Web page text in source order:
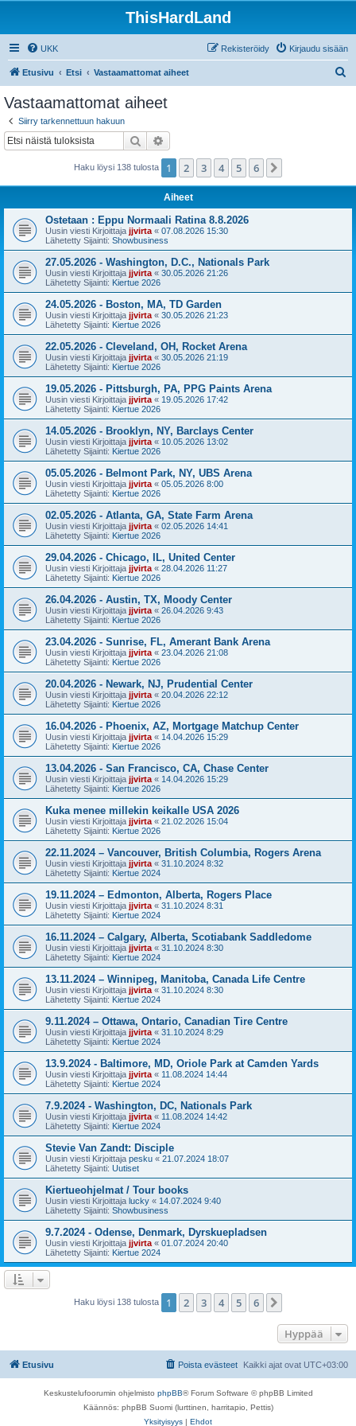
ThisHardLand
UKK Kirjaudu sisään
Rekisteröidy
Etusivu Etsi Vastaamattomat aiheet
Vastaamattomat aiheet
Siirry tarkennettuun hakuun
Etsi
Haku löysi 138 tulosta 1 2 3 4 5 6
Aiheet
Ostetaan : Eppu Normaali Ratina 8.8.2026
Uusin viesti Kirjoittaja jjvirta « 07.08.2026 15:30
Lähetetty Sijainti: Showbusiness
27.05.2026 - Washington, D.C., Nationals Park
Uusin viesti Kirjoittaja jjvirta « 30.05.2026 21:26
Lähetetty Sijainti: Kiertue 2026
24.05.2026 - Boston, MA, TD Garden
Uusin viesti Kirjoittaja jjvirta « 30.05.2026 21:23
Lähetetty Sijainti: Kiertue 2026
22.05.2026 - Cleveland, OH, Rocket Arena
Uusin viesti Kirjoittaja jjvirta « 30.05.2026 21:19
Lähetetty Sijainti: Kiertue 2026
19.05.2026 - Pittsburgh, PA, PPG Paints Arena
Uusin viesti Kirjoittaja jjvirta « 19.05.2026 17:42
Lähetetty Sijainti: Kiertue 2026
14.05.2026 - Brooklyn, NY, Barclays Center
Uusin viesti Kirjoittaja jjvirta « 10.05.2026 13:02
Lähetetty Sijainti: Kiertue 2026
05.05.2026 - Belmont Park, NY, UBS Arena
Uusin viesti Kirjoittaja jjvirta « 05.05.2026 8:00
Lähetetty Sijainti: Kiertue 2026
02.05.2026 - Atlanta, GA, State Farm Arena
Uusin viesti Kirjoittaja jjvirta « 02.05.2026 14:41
Lähetetty Sijainti: Kiertue 2026
29.04.2026 - Chicago, IL, United Center
Uusin viesti Kirjoittaja jjvirta « 28.04.2026 11:27
Lähetetty Sijainti: Kiertue 2026
26.04.2026 - Austin, TX, Moody Center
Uusin viesti Kirjoittaja jjvirta « 26.04.2026 9:43
Lähetetty Sijainti: Kiertue 2026
23.04.2026 - Sunrise, FL, Amerant Bank Arena
Uusin viesti Kirjoittaja jjvirta « 23.04.2026 21:08
Lähetetty Sijainti: Kiertue 2026
20.04.2026 - Newark, NJ, Prudential Center
Uusin viesti Kirjoittaja jjvirta « 20.04.2026 22:12
Lähetetty Sijainti: Kiertue 2026
16.04.2026 - Phoenix, AZ, Mortgage Matchup Center
Uusin viesti Kirjoittaja jjvirta « 14.04.2026 15:29
Lähetetty Sijainti: Kiertue 2026
13.04.2026 - San Francisco, CA, Chase Center
Uusin viesti Kirjoittaja jjvirta « 14.04.2026 15:29
Lähetetty Sijainti: Kiertue 2026
Kuka menee millekin keikalle USA 2026
Uusin viesti Kirjoittaja jjvirta « 21.02.2026 15:04
Lähetetty Sijainti: Kiertue 2026
22.11.2024 – Vancouver, British Columbia, Rogers Arena
Uusin viesti Kirjoittaja jjvirta « 31.10.2024 8:32
Lähetetty Sijainti: Kiertue 2024
19.11.2024 – Edmonton, Alberta, Rogers Place
Uusin viesti Kirjoittaja jjvirta « 31.10.2024 8:31
Lähetetty Sijainti: Kiertue 2024
16.11.2024 – Calgary, Alberta, Scotiabank Saddledome
Uusin viesti Kirjoittaja jjvirta « 31.10.2024 8:30
Lähetetty Sijainti: Kiertue 2024
13.11.2024 – Winnipeg, Manitoba, Canada Life Centre
Uusin viesti Kirjoittaja jjvirta « 31.10.2024 8:30
Lähetetty Sijainti: Kiertue 2024
9.11.2024 – Ottawa, Ontario, Canadian Tire Centre
Uusin viesti Kirjoittaja jjvirta « 31.10.2024 8:29
Lähetetty Sijainti: Kiertue 2024
13.9.2024 - Baltimore, MD, Oriole Park at Camden Yards
Uusin viesti Kirjoittaja jjvirta « 11.08.2024 14:44
Lähetetty Sijainti: Kiertue 2024
7.9.2024 - Washington, DC, Nationals Park
Uusin viesti Kirjoittaja jjvirta « 11.08.2024 14:42
Lähetetty Sijainti: Kiertue 2024
Stevie Van Zandt: Disciple
Uusin viesti Kirjoittaja pesku « 21.07.2024 18:07
Lähetetty Sijainti: Uutiset
Kiertueohjelmat / Tour books
Uusin viesti Kirjoittaja lucky « 14.07.2024 9:40
Lähetetty Sijainti: Showbusiness
9.7.2024 - Odense, Denmark, Dyrskuepladsen
Uusin viesti Kirjoittaja jjvirta « 01.07.2024 20:40
Lähetetty Sijainti: Kiertue 2024
Haku löysi 138 tulosta 1 2 3 4 5 6
Hyppää
Etusivu Kaikki ajat ovat UTC+03:00
Poista evästeet
Keskustelufoorumin ohjelmisto phpBB® Forum Software © phpBB Limited
Käännös: phpBB Suomi (lurttinen, harritapio, Pettis)
Yksityisyys | Ehdot